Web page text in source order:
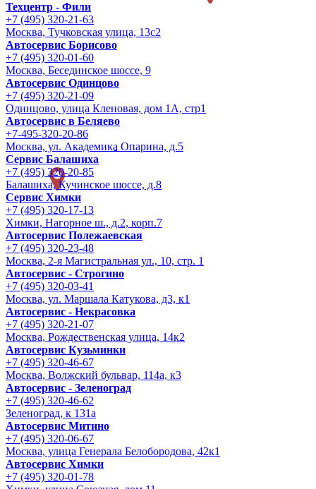
Техцентр - Фили
+7 (495) 320-21-63
Москва, Тучковская улица, 13с2
Автосервис Борисово
+7 (495) 320-01-60
Москва, Бесединское шоссе, 9
Автосервис Одинцово
+7 (495) 320-21-09
Одинцово, улица Кленовая, дом 1А, стр1
Автосервис в Беляево
+7-495-320-20-86
Москва, ул. Академика Опарина, д.5
Сервис Балашиха
+7 (495) 320-20-85
Балашиха, Кучинское шоссе, д.8
Сервис Химки
+7 (495) 320-17-13
Химки, Нагорное ш., д.2, корп.7
Автосервис Полежаевская
+7 (495) 320-23-48
Москва, 2-я Магистральная ул., 10, стр. 1
Автосервис - Строгино
+7 (495) 320-03-41
Москва, ул. Маршала Катукова, д3, к1
Автосервис - Некрасовка
+7 (495) 320-21-07
Москва, Рождественская улица, 14к2
Автосервис Кузьминки
+7 (495) 320-46-67
Москва, Волжский бульвар, 114а, к3
Автосервис - Зеленоград
+7 (495) 320-46-62
Зеленоград, к 131а
Автосервис Митино
+7 (495) 320-06-67
Москва, улица Генерала Белобородова, 42к1
Автосервис Химки
+7 (495) 320-01-78